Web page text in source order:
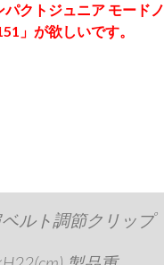
パクトジュニア モードノ
」が欲しいです。
ルト調節クリップ